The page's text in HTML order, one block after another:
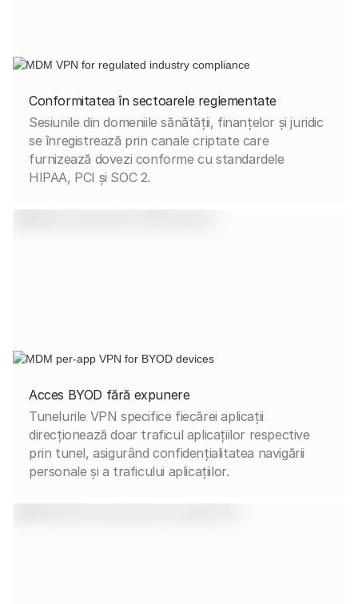
Conformitatea în sectoarele reglementate
Sesiunile din domeniile sănătății, finanțelor și juridic
se înregistrează prin canale criptate care
furnizează dovezi conforme cu standardele
HIPAA, PCI și SOC 2.
Acces BYOD fără expunere
Tunelurile VPN specifice fiecărei aplicații
direcționează doar traficul aplicațiilor respective
prin tunel, asigurând confidențialitatea navigării
personale și a traficului aplicațiilor.